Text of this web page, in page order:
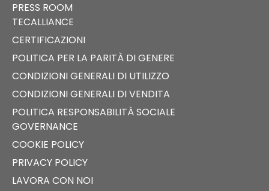
PRESS ROOM
TECALLIANCE
CERTIFICAZIONI
POLITICA PER LA PARITÀ DI GENERE
CONDIZIONI GENERALI DI UTILIZZO
CONDIZIONI GENERALI DI VENDITA
POLITICA RESPONSABILITÀ SOCIALE
GOVERNANCE
COOKIE POLICY
PRIVACY POLICY
LAVORA CON NOI